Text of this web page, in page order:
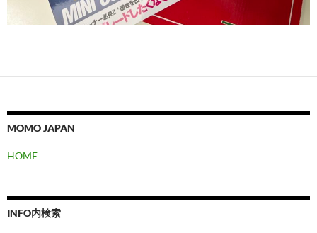
MOMO JAPAN
HOME
INFO内検索